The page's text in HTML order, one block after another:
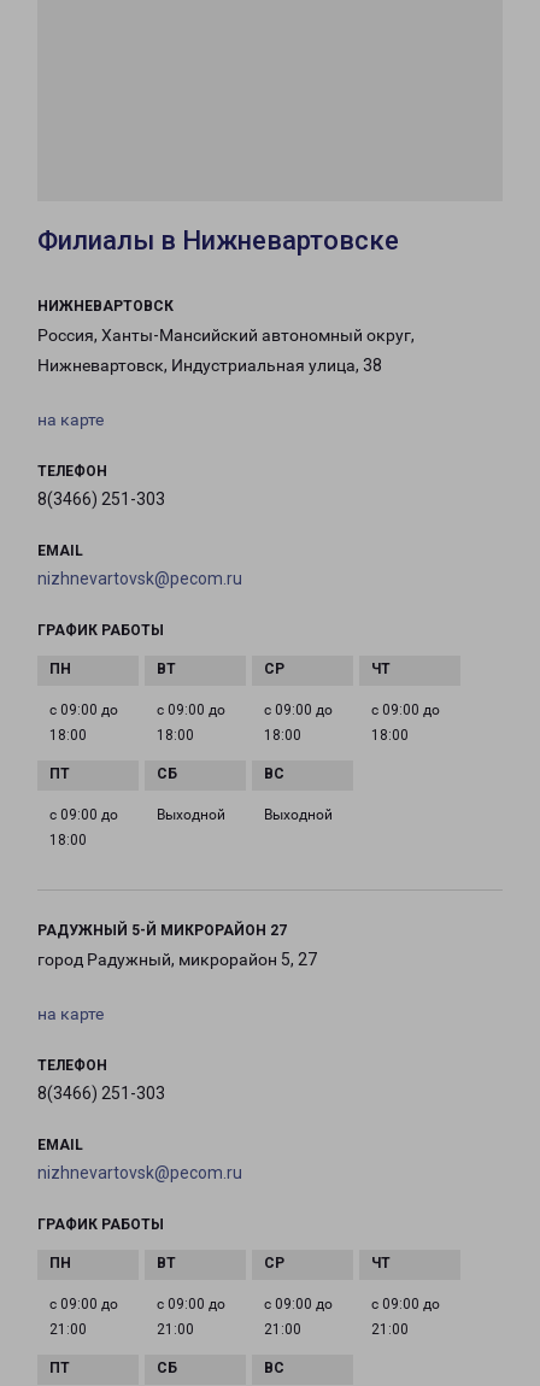
Филиалы в Нижневартовске
НИЖНЕВАРТОВСК
Россия, Ханты-Мансийский автономный округ,
Нижневартовск, Индустриальная улица, 38
на карте
ТЕЛЕФОН
8(3466) 251-303
EMAIL
nizhnevartovsk@pecom.ru
ГРАФИК РАБОТЫ
с 09:00 до
18:00
с 09:00 до
18:00
с 09:00 до
18:00
с 09:00 до
18:00
с 09:00 до
18:00
Выходной Выходной
РАДУЖНЫЙ 5-Й МИКРОРАЙОН 27
город Радужный, микрорайон 5, 27
на карте
ТЕЛЕФОН
8(3466) 251-303
EMAIL
nizhnevartovsk@pecom.ru
ГРАФИК РАБОТЫ
с 09:00 до
21:00
с 09:00 до
21:00
с 09:00 до
21:00
с 09:00 до
21:00